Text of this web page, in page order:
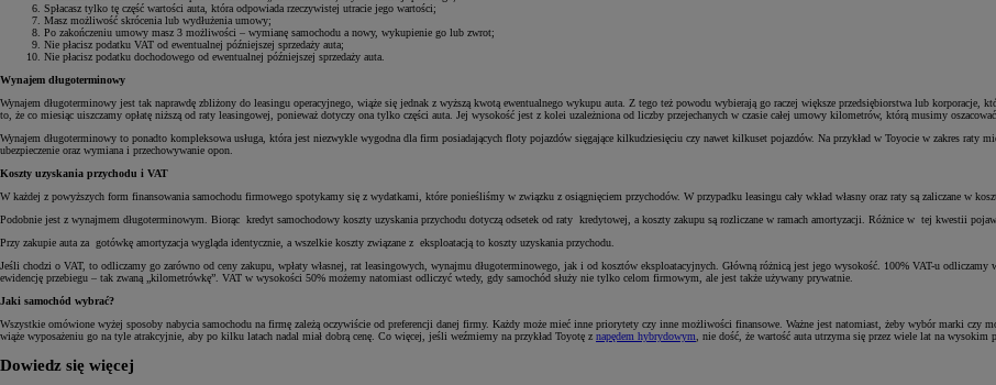
Spłacasz tylko tę część wartości auta, która odpowiada rzeczywistej utracie jego wartości;
Masz możliwość skrócenia lub wydłużenia umowy;
Po zakończeniu umowy masz 3 możliwości – wymianę samochodu a nowy, wykupienie go lub zwrot;
Nie płacisz podatku VAT od ewentualnej późniejszej sprzedaży auta;
Nie płacisz podatku dochodowego od ewentualnej późniejszej sprzedaży auta.
Wynajem długoterminowy
Wynajem długoterminowy jest tak naprawdę zbliżony do leasingu operacyjnego, wiąże się jednak z wyższą kwotą ewentualnego wykupu auta. Z tego też powodu wybierają go raczej większe przedsiębiorstwa lub
to, że co miesiąc uiszczamy opłatę niższą od raty leasingowej, ponieważ dotyczy ona tylko części auta. Jej wysokość jest z kolei uzależniona od liczby przejechanych w czasie całej umowy kilometrów, którą musimy
Wynajem długoterminowy to ponadto kompleksowa usługa, która jest niezwykle wygodna dla firm posiadających floty pojazdów sięgające kilkudziesięciu czy nawet kilkuset pojazdów. Na przykład w Toyocie w zakres raty
ubezpieczenie oraz wymiana i przechowywanie opon.
Koszty uzyskania przychodu i VAT
W każdej z powyższych form finansowania samochodu firmowego spotykamy się z wydatkami, które ponieśliśmy w związku z osiągnięciem przychodów. W przypadku leasingu cały wkład własny oraz raty są zaliczane w
Podobnie jest z wynajmem długoterminowym. Biorąc kredyt samochodowy koszty uzyskania przychodu dotyczą odsetek od raty kredytowej, a koszty zakupu są rozliczane w ramach amortyzacji. Różnice w tej kwestii
Przy zakupie auta za gotówkę amortyzacja wygląda identycznie, a wszelkie koszty związane z eksploatacją to koszty uzyskania przychodu.
Jeśli chodzi o VAT, to odliczamy go zarówno od ceny zakupu, wpłaty własnej, rat leasingowych, wynajmu długoterminowego, jak i od kosztów eksploatacyjnych. Główną różnicą jest jego wysokość. 100% VAT-u
ewidencję przebiegu – tak zwaną „kilometrówkę”. VAT w wysokości 50% możemy natomiast odliczyć wtedy, gdy samochód służy nie tylko celom firmowym, ale jest także używany prywatnie.
Jaki samochód wybrać?
Wszystkie omówione wyżej sposoby nabycia samochodu na firmę zależą oczywiście od preferencji danej firmy. Każdy może mieć inne priorytety czy inne możliwości finansowe. Ważne jest natomiast, żeby wybór marki czy
wiąże wyposażeniu go na tyle atrakcyjnie, aby po kilku latach nadal miał dobrą cenę. Co więcej, jeśli weźmiemy na przykład Toyotę z napędem hybrydowym, nie dość, że wartość auta utrzyma się przez wiele lat na
Dowiedz się więcej